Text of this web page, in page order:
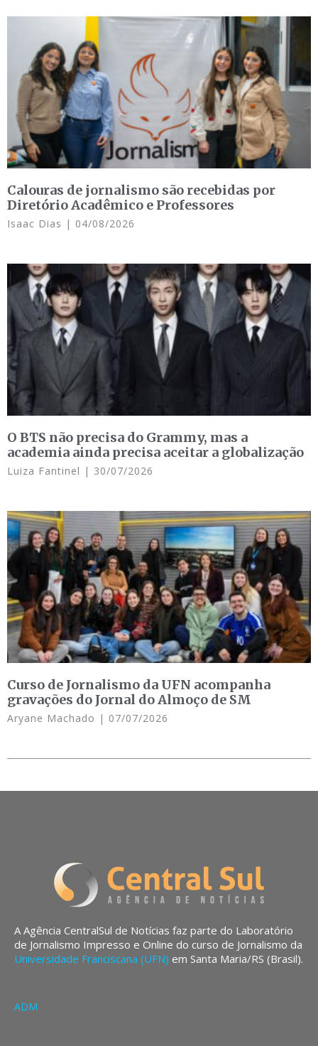
Calouras de jornalismo são recebidas por
Diretório Acadêmico e Professores
Isaac Dias 04/08/2026
O BTS não precisa do Grammy, mas a
academia ainda precisa aceitar a globalização
Luiza Fantinel 30/07/2026
Curso de Jornalismo da UFN acompanha
gravações do Jornal do Almoço de SM
Aryane Machado 07/07/2026
A Agência CentralSul de Notícias faz parte do Laboratório
de Jornalismo Impresso e Online do curso de Jornalismo da
Universidade Franciscana (UFN) em Santa Maria/RS (Brasil).
ADM